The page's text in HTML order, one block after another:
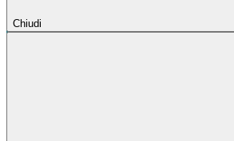
Chiudi